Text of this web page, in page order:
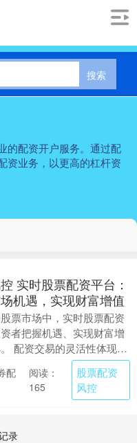
搜索
的配资开户服务。通过配
资业务，以更高的杠杆资
实时股票配资平台：
机遇，实现财富增值
票市场中，实时股票配资
者把握机遇、实现财富增
配资交易的灵活性体现
以根据市场情况随时调整仓
如....
配
阅读：
165
股票配资
风控
录